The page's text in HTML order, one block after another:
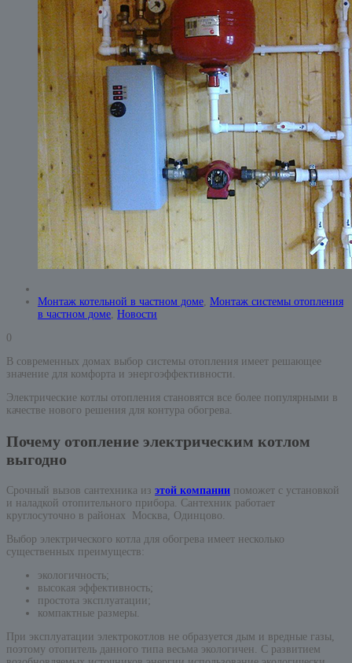
Монтаж котельной в частном доме, Монтаж системы отопления
в частном доме, Новости
0
В современных домах выбор системы отопления имеет решающее
значение для комфорта и энергоэффективности.
Электрические котлы отопления становятся все более популярными в
качестве нового решения для контура обогрева.
Почему отопление электрическим котлом
выгодно
Срочный вызов сантехника из этой компании поможет с установкой
и наладкой отопительного прибора. Сантехник работает
круглосуточно в районах Москва, Одинцово.
Выбор электрического котла для обогрева имеет несколько
существенных преимуществ:
экологичность;
высокая эффективность;
простота эксплуатации;
компактные размеры.
При эксплуатации электрокотлов не образуется дым и вредные газы,
поэтому отопитель данного типа весьма экологичен. С развитием